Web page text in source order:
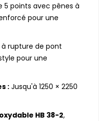
5 points avec pênes à
pour une
rupture de pont
pour une
: Jusqu'à 1250 × 2250
HB 38-2,